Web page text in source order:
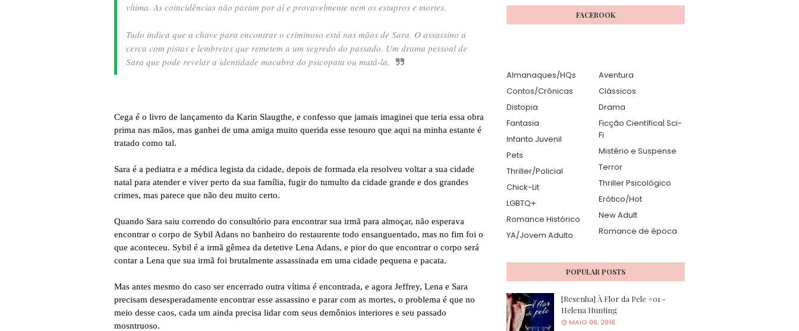
vítima. As coincidências não param por aí e provavelmente nem os estupros e mortes.
Tudo indica que a chave para encontrar o criminoso está nas mãos de Sara. O assassino a
cerca com pistas e lembretes que remetem a um segredo do passado. Um drama pessoal de
Sara que pode revelar a identidade macabra do psicopata ou matá-la.
Cega é o livro de lançamento da Karin Slaugthe, e confesso que jamais imaginei que teria essa obra
prima nas mãos, mas ganhei de uma amiga muito querida esse tesouro que aqui na minha estante é
tratado como tal.
Sara é a pediatra e a médica legista da cidade, depois de formada ela resolveu voltar a sua cidade
natal para atender e viver perto da sua família, fugir do tumulto da cidade grande e dos grandes
crimes, mas parece que não deu muito certo.
Quando Sara saiu correndo do consultório para encontrar sua irmã para almoçar, não esperava
encontrar o corpo de Sybil Adans no banheiro do restaurente todo ensanguentado, mas no fim foi o
que aconteceu. Sybil é a irmã gêmea da detetive Lena Adans, e pior do que encontrar o corpo será
contar a Lena que sua irmã foi brutalmente assassinada em uma cidade pequena e pacata.
Mas antes mesmo do caso ser encerrado outra vítima é encontrada, e agora Jeffrey, Lena e Sara
precisam desesperadamente encontrar esse assassino e parar com as mortes, o problema é que no
meio desse caos, cada um ainda precisa lidar com seus demônios interiores e seu passado
mosntruoso.
FACEBOOK
Almanaques/HQs
Aventura
Contos/Crônicas
Clássicos
Distopia
Drama
Fantasia
Ficção Científica| Sci-
Fi
Infanto Juvenil
Mistério e Suspense
Pets
Terror
Thriller/Policial
Thriller Psicológico
Chick-Lit
Erótico/Hot
LGBTQ+
New Adult
Romance Histórico
Romance de época
YA/Jovem Adulto
POPULAR POSTS
[Resenha] À Flor da Pele #01 -
Helena Hunting
MAIO 06, 2016